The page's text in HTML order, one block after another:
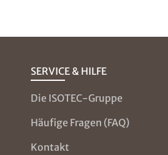
SERVICE & HILFE
Die ISOTEC-Gruppe
Häufige Fragen (FAQ)
Kontakt